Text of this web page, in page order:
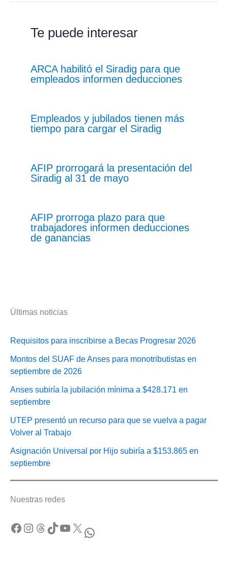
Te puede interesar
ARCA habilitó el Siradig para que
empleados informen deducciones
Empleados y jubilados tienen más
tiempo para cargar el Siradig
AFIP prorrogará la presentación del
Siradig al 31 de mayo
AFIP prorroga plazo para que
trabajadores informen deducciones
de ganancias
Últimas noticias
Requisitos para inscribirse a Becas Progresar 2026
Montos del SUAF de Anses para monotributistas en
septiembre de 2026
Anses subiría la jubilación mínima a $428.171 en
septiembre
UTEP presentó un recurso para que se vuelva a pagar
Volver al Trabajo
Asignación Universal por Hijo subiría a $153.865 en
septiembre
Nuestras redes
Facebook Instagram Threads TikTok YouTube X WhatsApp